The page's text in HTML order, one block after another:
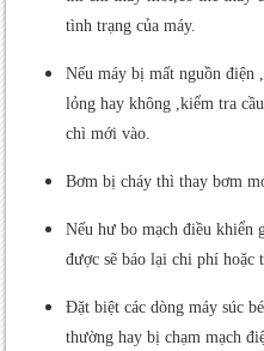
tình trạng của máy.
Nếu máy bị mất nguồn điện
lỏng hay không ,kiểm tra
chì mới vào.
Bơm bị cháy thì thay bơm
Nếu hư bo mạch điều khiển
được sẽ báo lại chi phí hoặc
Đặt biệt các dòng máy súc
thường hay bị chạm mạch